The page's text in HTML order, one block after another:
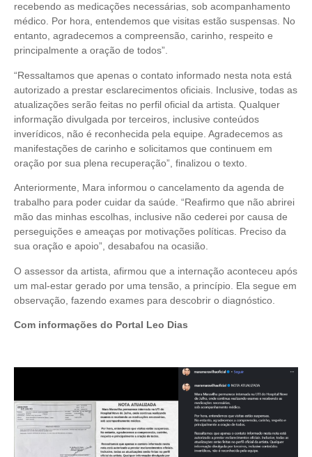
recebendo as medicações necessárias, sob acompanhamento
médico. Por hora, entendemos que visitas estão suspensas. No
entanto, agradecemos a compreensão, carinho, respeito e
principalmente a oração de todos”.
“Ressaltamos que apenas o contato informado nesta nota está
autorizado a prestar esclarecimentos oficiais. Inclusive, todas as
atualizações serão feitas no perfil oficial da artista. Qualquer
informação divulgada por terceiros, inclusive conteúdos
inverídicos, não é reconhecida pela equipe. Agradecemos as
manifestações de carinho e solicitamos que continuem em
oração por sua plena recuperação”, finalizou o texto.
Anteriormente, Mara informou o cancelamento da agenda de
trabalho para poder cuidar da saúde. “Reafirmo que não abrirei
mão das minhas escolhas, inclusive não cederei por causa de
perseguições e ameaças por motivações políticas. Preciso da
sua oração e apoio”, desabafou na ocasião.
O assessor da artista, afirmou que a internação aconteceu após
um mal-estar gerado por uma tensão, a princípio. Ela segue em
observação, fazendo exames para descobrir o diagnóstico.
Com informações do Portal Leo Dias